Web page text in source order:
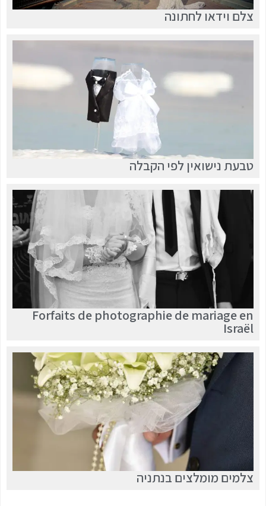
צלם וידאו לחתונה
טבעת נישואין לפי הקבלה
Forfaits de photographie de mariage en
Israël
צלמים מומלצים בנתניה